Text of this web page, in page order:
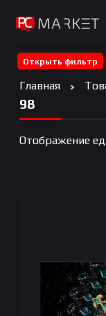
Открыть фильтр
Главная
98
Отображение